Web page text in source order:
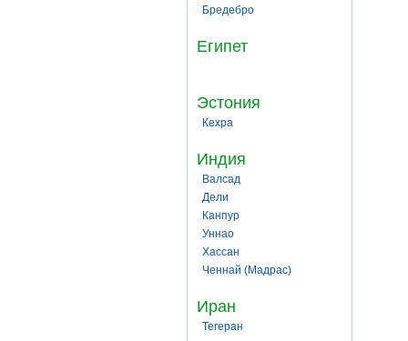
Бредебро
Египет
Эстония
Кехра
Индия
Валсад
Дели
Канпур
Уннао
Хассан
Ченнай (Мадрас)
Иран
Тегеран